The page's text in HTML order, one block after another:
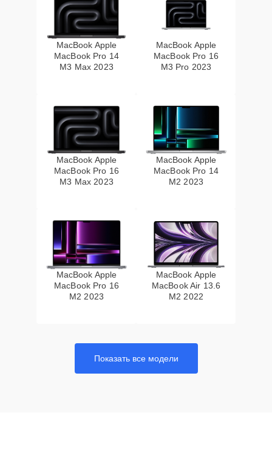
MacBook Apple
MacBook Pro 14
M3 Max 2023
MacBook Apple
MacBook Pro 16
M3 Pro 2023
MacBook Apple
MacBook Pro 16
M3 Max 2023
MacBook Apple
MacBook Pro 14
M2 2023
MacBook Apple
MacBook Pro 16
M2 2023
MacBook Apple
MacBook Air 13.6
M2 2022
Показать все модели